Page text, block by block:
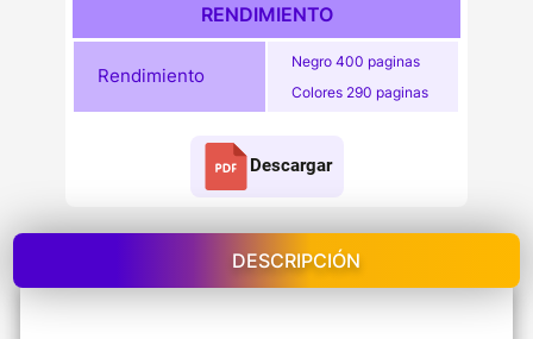
RENDIMIENTO
Rendimiento
Negro 400 paginas
Colores 290 paginas
Descargar
DESCRIPCIÓN